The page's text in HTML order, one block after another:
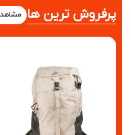
ترین ها مشاهده